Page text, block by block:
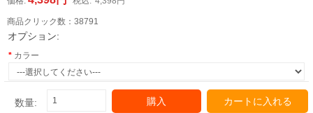
商品クリック数： 38791
オプション:
カラー
数量: 購入 カートに入れる